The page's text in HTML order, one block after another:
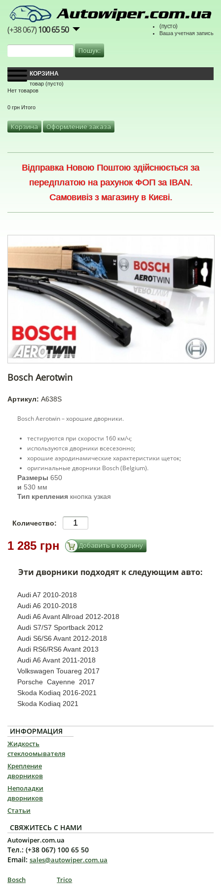
(+38 067)100 65 50 (пусто)
Ваша учетная запись
КОРЗИНА
товар (пусто)
Нет товаров
0 грн Итого
Корзина Оформление заказа
Відправка Новою Поштою здійснюється за
передплатою на рахунок ФОП за IBAN.
Самовивіз з магазину в Києві.
Bosch Aerotwin
Артикул: A638S
Bosch Aerotwin – хорошие дворники.
тестируются при скорости 160 км/ч;
используются дворники всесезонно;
хорошие аэродинамические характеристики щеток;
оригинальные дворники Bosch (Belgium).
Размеры 650
и 530 мм
Тип крепления кнопка узкая
Количество:
1 285 грн
Эти дворники подходят к следующим авто:
Audi A7 2010-2018
Audi A6 2010-2018
Audi A6 Avant Allroad 2012-2018
Audi S7/S7 Sportback 2012
Audi S6/S6 Avant 2012-2018
Audi RS6/RS6 Avant 2013
Audi A6 Avant 2011-2018
Volkswagen Touareg 2017
Porsche Cayenne 2017
Skoda Kodiaq 2016-2021
Skoda Kodiaq 2021
ИНФОРМАЦИЯ
Жидкость
стеклоомывателя
Крепление
дворников
Неполадки
дворников
Статьи
СВЯЖИТЕСЬ С НАМИ
Autowiper.com.ua
Тел.: (+38 067) 100 65 50
Email: sales@autowiper.com.ua
Bosch Trico